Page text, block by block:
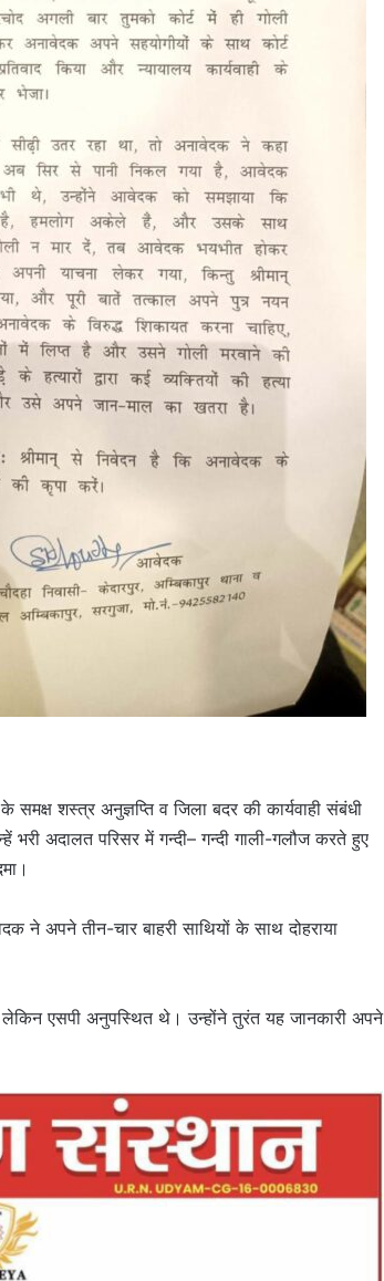
शस्त्र अनुज्ञप्ति व जिला बदर की कार्यवाही संबंधी
भरी अदालत परिसर में गन्दी– गन्दी गाली-गलौज करते हुए
ने अपने तीन-चार बाहरी साथियों के साथ दोहराया
एसपी अनुपस्थित थे। उन्होंने तुरंत यह जानकारी अपने